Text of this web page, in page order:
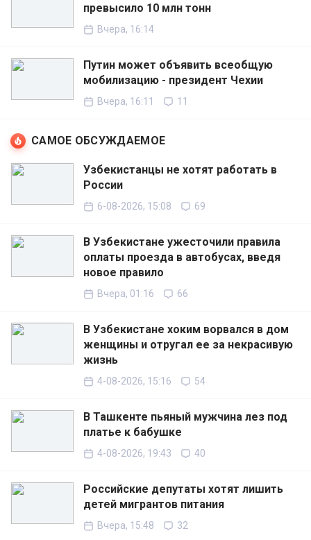
превысило 10 млн тонн
Вчера, 16:14
Путин может объявить всеобщую
мобилизацию - президент Чехии
Вчера, 16:11 11
САМОЕ ОБСУЖДАЕМОЕ
Узбекистанцы не хотят работать в
России
6-08-2026, 15:08 69
В Узбекистане ужесточили правила
оплаты проезда в автобусах, введя
новое правило
Вчера, 01:16 66
В Узбекистане хоким ворвался в дом
женщины и отругал ее за некрасивую
жизнь
4-08-2026, 15:16 54
В Ташкенте пьяный мужчина лез под
платье к бабушке
4-08-2026, 19:43 40
Российские депутаты хотят лишить
детей мигрантов питания
Вчера, 15:48 32